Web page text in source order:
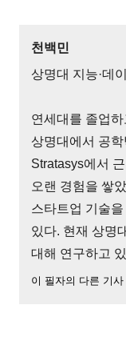
천백민
상명대 지능·데
연세대를 졸업
상명대에서 공
Stratasys에서
오랜 경험을 쌓
스타트업 기술
있다. 현재 상명
대해 연구하고
이 필자의 다른 기사